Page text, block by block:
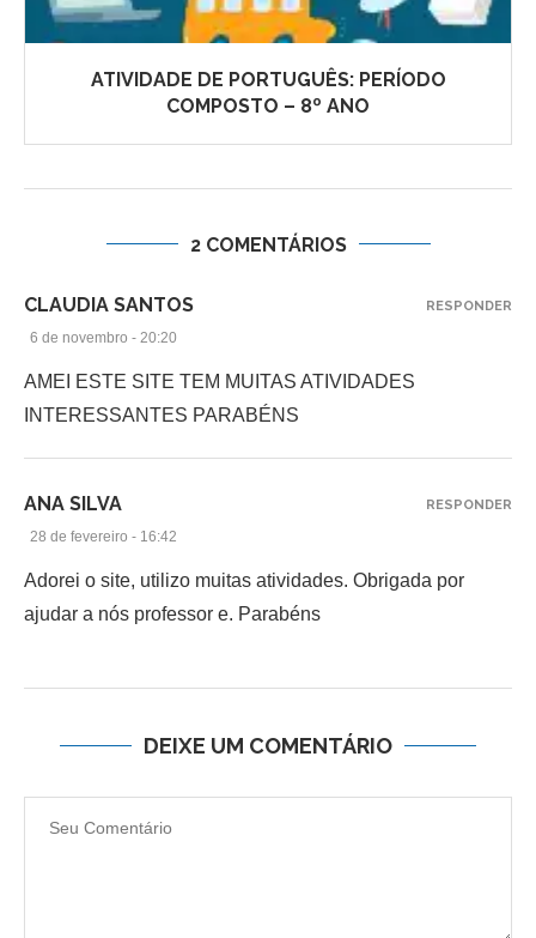
ATIVIDADE DE PORTUGUÊS: PERÍODO
COMPOSTO – 8º ANO
2 COMENTÁRIOS
CLAUDIA SANTOS
6 de novembro - 20:20
AMEI ESTE SITE TEM MUITAS ATIVIDADES
INTERESSANTES PARABÉNS
RESPONDER
ANA SILVA
28 de fevereiro - 16:42
Adorei o site, utilizo muitas atividades. Obrigada por
ajudar a nós professor e. Parabéns
RESPONDER
DEIXE UM COMENTÁRIO